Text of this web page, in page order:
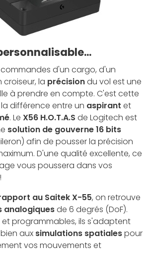
d'un cargo, d'un
la précisiondu vol est une
à prendre en compte. C'est cette
différence entre un aspirant et
. Le X56 H.O.T.A.S de Logitech est
solution de gouverne 16 bits
afin de pousser la précision
D'une qualité excellente, ce
vous poussera dans vos
au Saitek X-55, on retrouve
analogiquesde 6 degrés (DoF).
et programmables, ils s'adaptent
aux simulations spatialespour
vos mouvements et